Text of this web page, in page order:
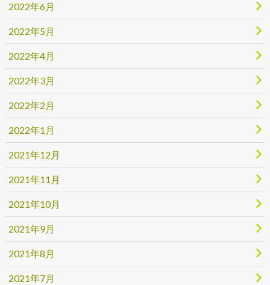
2022年6月
2022年5月
2022年4月
2022年3月
2022年2月
2022年1月
2021年12月
2021年11月
2021年10月
2021年9月
2021年8月
2021年7月